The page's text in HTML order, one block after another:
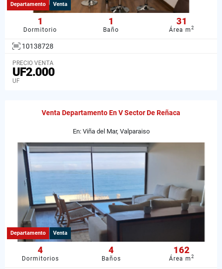
Departamento Venta
1
Dormitorio
1
Baño
31
Área m2
10138728
PRECIO VENTA
UF2.000
UF
Venta Departamento En V Sector De Reñaca
En: Viña del Mar, Valparaiso
Departamento Venta
4
Dormitorios
4
Baños
162
Área m2